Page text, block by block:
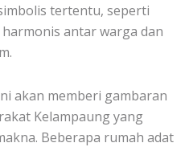
tertentu, seperti
antar warga dan
akan memberi gambaran
Kelampaung yang
Beberapa rumah adat